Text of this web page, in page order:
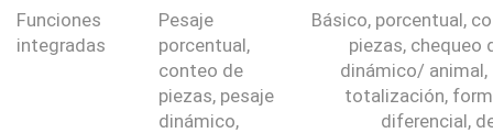
Funciones
integradas
Pesaje
porcentual,
conteo de
piezas, pesaje
dinámico,
Básico, porcentual,
piezas, chequeo
dinámico/ animal,
totalización,
diferencial,